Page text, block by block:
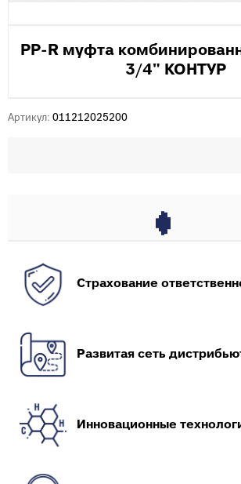
PP-R муфта
3/4" КОНТУР
Артикул: 011212025200
Страхование
Развитая сеть
Инновационные